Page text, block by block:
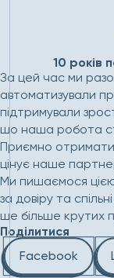
10 років
Поділитися
Facebook
За цей час ми
автоматизували
підтримували
що наша робота
Приємно отримати
цінує наше
Ми пишаємося
за довіру та
ще більше крутих